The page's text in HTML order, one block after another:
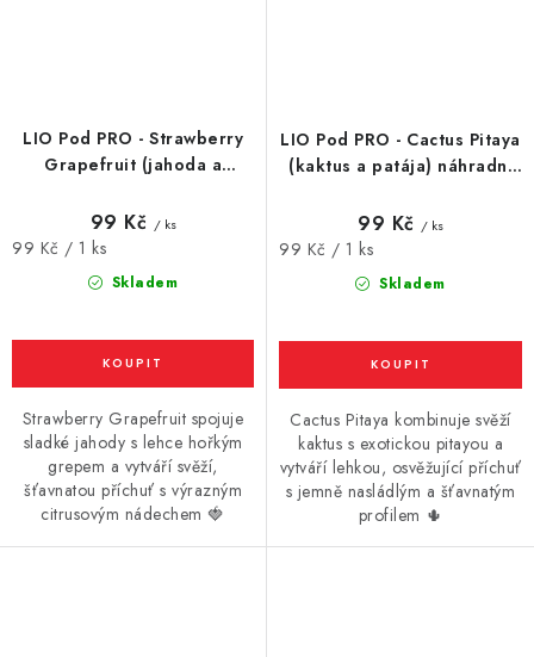
LIO Pod PRO - Strawberry
Grapefruit (jahoda a
cartridge - 16mg
Skladem
99 Kč / ks
Měrná
99 Kč / 1 ks
Strawberry Grapefruit spojuje
sladké jahody s lehce hořkým
grepem a vytváří svěží,
šťavnatou příchuť s výrazným
citrusovým nádechem 🍓
LIO Pod PRO - Cactus Pitaya
(kaktus a patája) náhradní
Skladem
99 Kč / ks
Měrná
99 Kč / 1 ks
Cactus Pitaya kombinuje svěží
kaktus s exotickou pitayou a
vytváří lehkou, osvěžující příchuť
s jemně nasládlým a šťavnatým
profilem 🌵